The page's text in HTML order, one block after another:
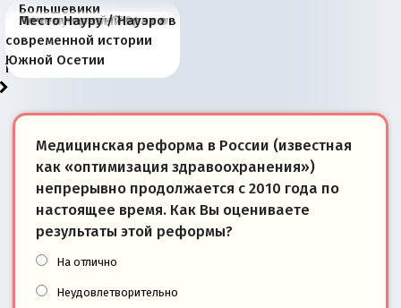
Большевики
отличаются от «Яблока»
тем, что они -
победители
Киевская марионетка
Запада рассказала о
«переобувании» хозяев
В России назрели
перемены: 15 шагов к
суверенной экономике
Миграционный пожар
Европы
Россия начинает
сбрасывать балласт
Анкориджа
Россия зимой 1904
года: первые уступки во
внутренней политике
Русская нация вчера и
сегодня
Почему правый крах в
Варшаве не поможет её
отношениям с Россией?
Место Науру / Науэро в
современной истории
Южной Осетии
Медицинская реформа в России (известная
как «оптимизация здравоохранения»)
непрерывно продолжается с 2010 года по
настоящее время. Как Вы оцениваете
результаты этой реформы?
На отлично
Неудовлетворительно